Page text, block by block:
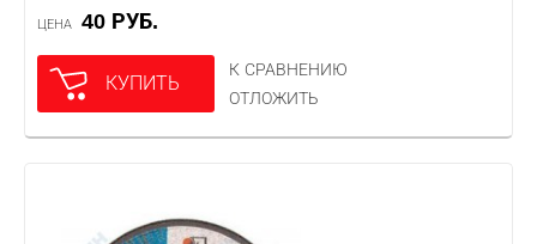
ЦЕНА 40 РУБ.
КУПИТЬ
К СРАВНЕНИЮ
ОТЛОЖИТЬ